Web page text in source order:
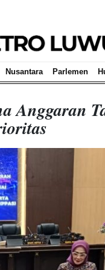
Nusantara Parlemen
Anggaran